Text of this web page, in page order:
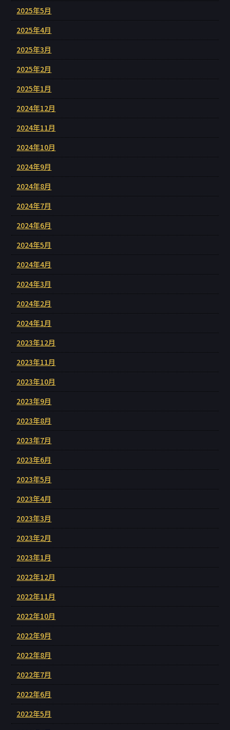
2025年5月
2025年4月
2025年3月
2025年2月
2025年1月
2024年12月
2024年11月
2024年10月
2024年9月
2024年8月
2024年7月
2024年6月
2024年5月
2024年4月
2024年3月
2024年2月
2024年1月
2023年12月
2023年11月
2023年10月
2023年9月
2023年8月
2023年7月
2023年6月
2023年5月
2023年4月
2023年3月
2023年2月
2023年1月
2022年12月
2022年11月
2022年10月
2022年9月
2022年8月
2022年7月
2022年6月
2022年5月